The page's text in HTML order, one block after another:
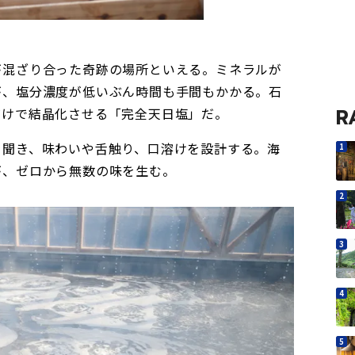
ざり合った奇跡の場所といえる。ミネラルが
塩分濃度が低いぶん時間も手間もかかる。石
で結晶化させる「完全天日塩」だ。
き、味わいや舌触り、口溶けを設計する。海
ゼロから無数の味を生む。